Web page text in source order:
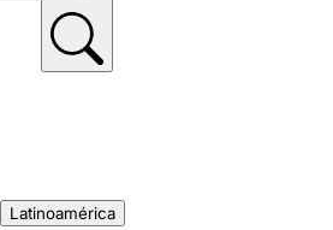
Latinoamérica